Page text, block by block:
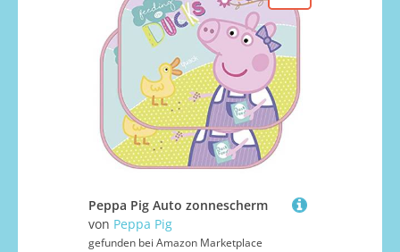
Peppa Pig Auto zonnescherm
von Peppa Pig
gefunden bei Amazon Marketplace